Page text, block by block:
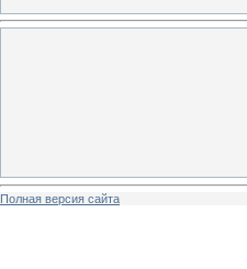
Полная версия сайта